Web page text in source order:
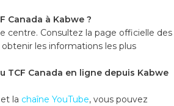
Canada à Kabwe ?
centre. Consultez la page officielle des
les informations les plus
TCF Canada en ligne depuis Kabwe
et la chaîne YouTube, vous pouvez